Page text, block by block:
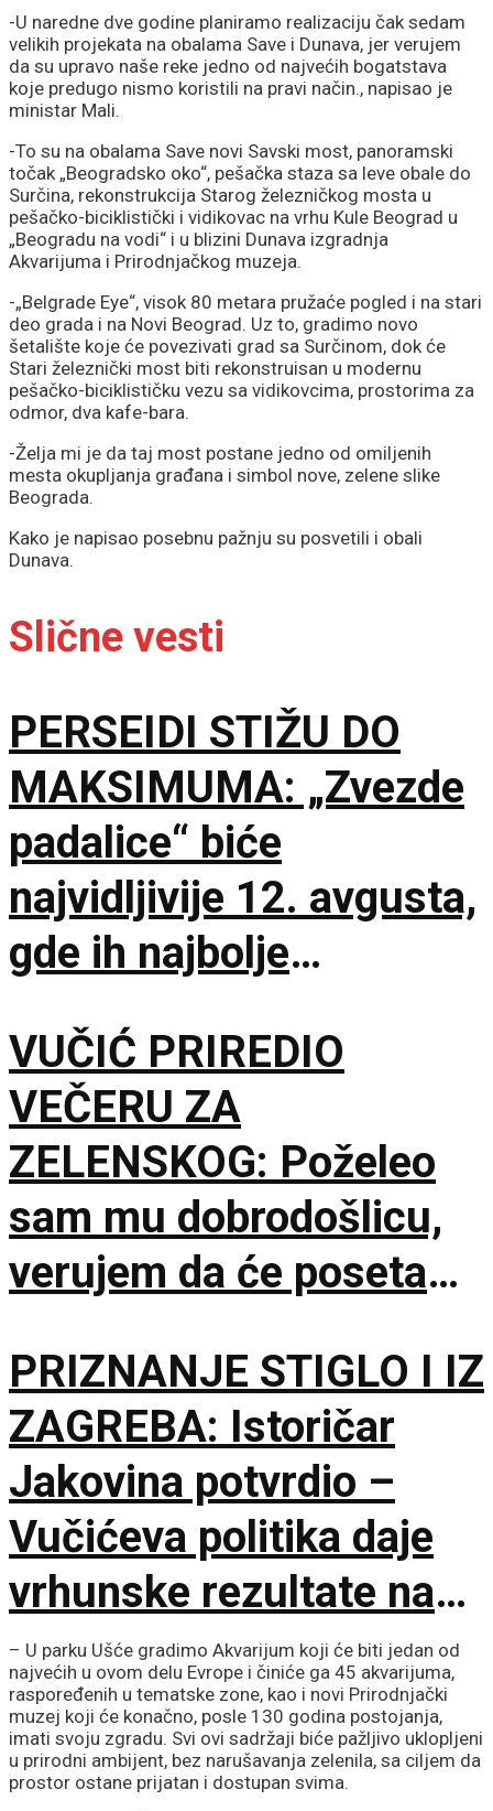
-U naredne dve godine planiramo realizaciju čak sedam
velikih projekata na obalama Save i Dunava, jer verujem
da su upravo naše reke jedno od najvećih bogatstava
koje predugo nismo koristili na pravi način., napisao je
ministar Mali.
-To su na obalama Save novi Savski most, panoramski
točak „Beogradsko oko“, pešačka staza sa leve obale do
Surčina, rekonstrukcija Starog železničkog mosta u
pešačko-biciklistički i vidikovac na vrhu Kule Beograd u
„Beogradu na vodi“ i u blizini Dunava izgradnja
Akvarijuma i Prirodnjačkog muzeja.
-„Belgrade Eye“, visok 80 metara pružaće pogled i na stari
deo grada i na Novi Beograd. Uz to, gradimo novo
šetalište koje će povezivati grad sa Surčinom, dok će
Stari železnički most biti rekonstruisan u modernu
pešačko-biciklističku vezu sa vidikovcima, prostorima za
odmor, dva kafe-bara.
-Želja mi je da taj most postane jedno od omiljenih
mesta okupljanja građana i simbol nove, zelene slike
Beograda.
Kako je napisao posebnu pažnju su posvetili i obali
Dunava.
Slične vesti
PERSEIDI STIŽU DO
MAKSIMUMA: „Zvezde
padalice“ biće
najvidljivije 12. avgusta,
gde ih najbolje
VUČIĆ PRIREDIO
VEČERU ZA
ZELENSKOG: Poželeo
sam mu dobrodošlicu,
verujem da će poseta
odnosa
PRIZNANJE STIGLO I IZ
ZAGREBA: Istoričar
Jakovina potvrdio –
Vučićeva politika daje
vrhunske rezultate na
međunarodnoj sceni
– U parku Ušće gradimo Akvarijum koji će biti jedan od
najvećih u ovom delu Evrope i činiće ga 45 akvarijuma,
raspoređenih u tematske zone, kao i novi Prirodnjački
muzej koji će konačno, posle 130 godina postojanja,
imati svoju zgradu. Svi ovi sadržaji biće pažljivo uklopljeni
u prirodni ambijent, bez narušavanja zelenila, sa ciljem da
prostor ostane prijatan i dostupan svima.